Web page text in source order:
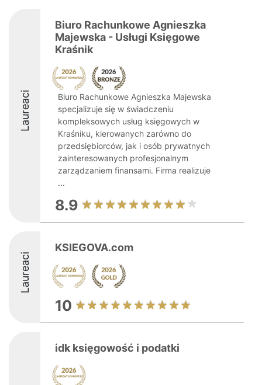
Laureaci
Biuro Rachunkowe Agnieszka
Majewska - Usługi Księgowe
Kraśnik
Biuro Rachunkowe Agnieszka Majewska
specjalizuje się w świadczeniu
kompleksowych usług księgowych w
Kraśniku, kierowanych zarówno do
przedsiębiorców, jak i osób prywatnych
zainteresowanych profesjonalnym
zarządzaniem finansami. Firma realizuje
...
8.9
Laureaci
KSIEGOVA.com
10
idk księgowość i podatki